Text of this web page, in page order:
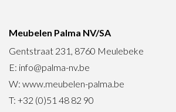
Meubelen Palma NV/SA
Gentstraat 231, 8760 Meulebeke
E: info@palma-nv.be
W: www.meubelen-palma.be
T: +32 (0)51 48 82 90